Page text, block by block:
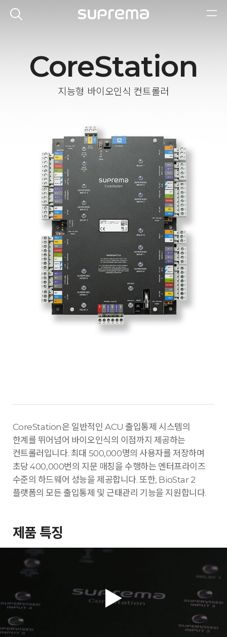
CoreStation
지능형 바이오인식 컨트롤러
CoreStation은 일반적인 ACU 출입통제 시스템의
한계를 뛰어넘어 바이오인식의 이점까지 제공하는
컨트롤러입니다. 최대 500,000명의 사용자를 저장하며
초당 400,000번의 지문 매칭을 수행하는 엔터프라이즈
수준의 하드웨어 성능을 제공합니다. 또한, BioStar 2
플랫폼의 모든 출입통제 및 근태관리 기능을 지원합니다.
제품 특징